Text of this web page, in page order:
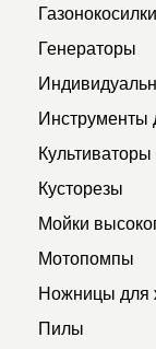
Газонокосилки
Генераторы
Инструменты
Культиваторы
Кусторезы
Мойки
Мотопомпы
Ножницы для
Пилы